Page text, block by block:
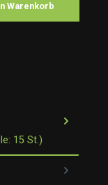
Warenkorb
15 St.)